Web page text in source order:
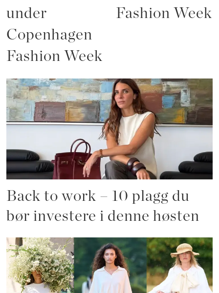
under
Copenhagen
Fashion Week
Fashion Week
Back to work – 10 plagg du
bør investere i denne høsten